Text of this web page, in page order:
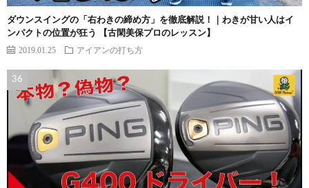
ダウンスイングの「右わきの締め方」を徹底解説！｜わきが甘い人はイ
ンパクトの位置が狂う 【古閑美保プロのレッスン】
2019.01.25 アイアンの打ち方